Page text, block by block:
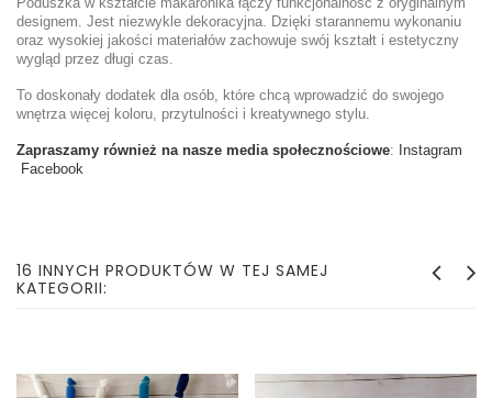
designem. Jest niezwykle dekoracyjna. Dzięki starannemu wykonaniu
oraz wysokiej jakości materiałów zachowuje swój kształt i estetyczny
wygląd przez długi czas.
To doskonały dodatek dla osób, które chcą wprowadzić do swojego
wnętrza więcej koloru, przytulności i kreatywnego stylu.
Zapraszamy również na nasze media społecznościowe: Instagram
Facebook
16 INNYCH PRODUKTÓW W TEJ SAMEJ
KATEGORII: